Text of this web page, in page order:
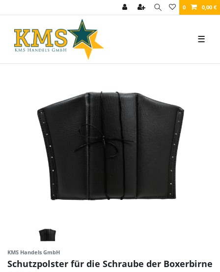
0 0,00 €
☰
KMS Handels GmbH
Schutzpolster für die Schraube der Boxerbirne